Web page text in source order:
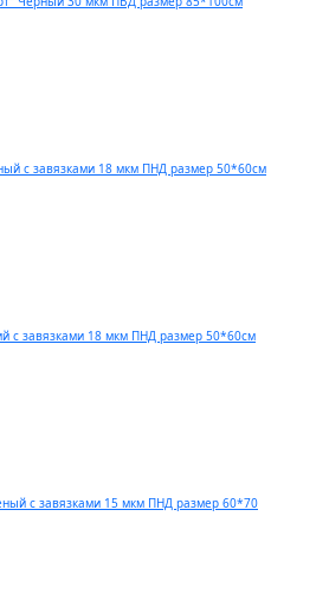
с завязками 18 мкм ПНД размер 50*60см
с завязками 18 мкм ПНД размер 50*60см
с завязками 15 мкм ПНД размер 60*70